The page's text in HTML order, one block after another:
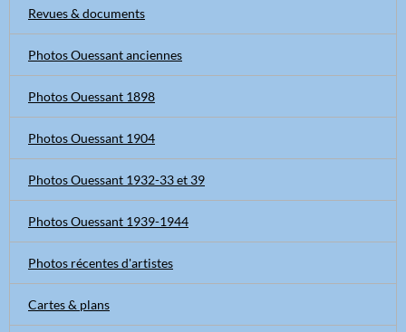
Revues & documents
Photos Ouessant anciennes
Photos Ouessant 1898
Photos Ouessant 1904
Photos Ouessant 1932-33 et 39
Photos Ouessant 1939-1944
Photos récentes d'artistes
Cartes & plans